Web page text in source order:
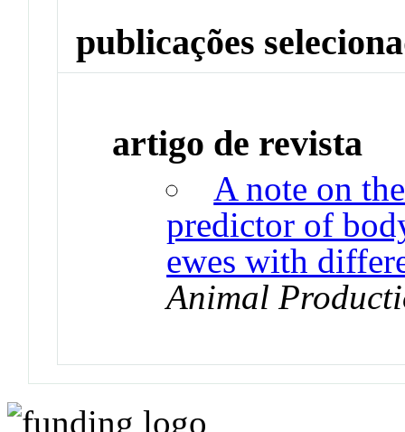
publicações
artigo de revista
A note on
predictor of
ewes with
Animal